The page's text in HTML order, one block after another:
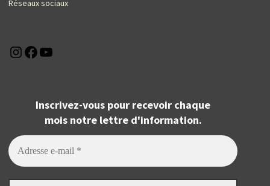
Réseaux sociaux
Instagram
Facebook
Inscrivez-vous pour recevoir chaque
mois notre lettre d'information.